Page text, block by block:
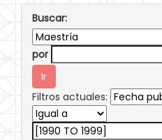
Buscar:
por
Filtros actuales: